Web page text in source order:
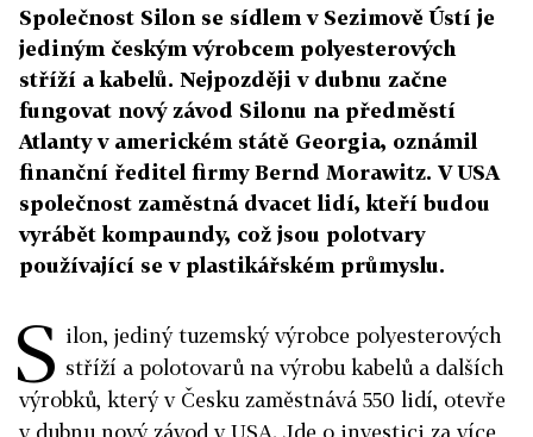
Společnost Silon se sídlem v Sezimově Ústí je
jediným českým výrobcem polyesterových
stříží a kabelů. Nejpozději v dubnu začne
fungovat nový závod Silonu na předměstí
Atlanty v americkém státě Georgia, oznámil
finanční ředitel firmy Bernd Morawitz. V USA
společnost zaměstná dvacet lidí, kteří budou
vyrábět kompaundy, což jsou polotvary
používající se v plastikářském průmyslu.
S ilon, jediný tuzemský výrobce polyesterových
stříží a polotovarů na výrobu kabelů a dalších
výrobků, který v Česku zaměstnává 550 lidí, otevře
v dubnu nový závod v USA. Jde o investici za více